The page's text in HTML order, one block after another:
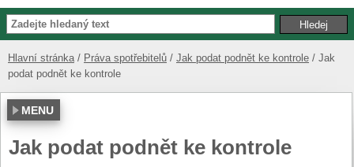
Hlavní stránka Práva spotřebitelů Jak podat podnět ke kontrole
Jak
podat podnět ke kontrole
MENU
Jak podat podnět ke kontrole